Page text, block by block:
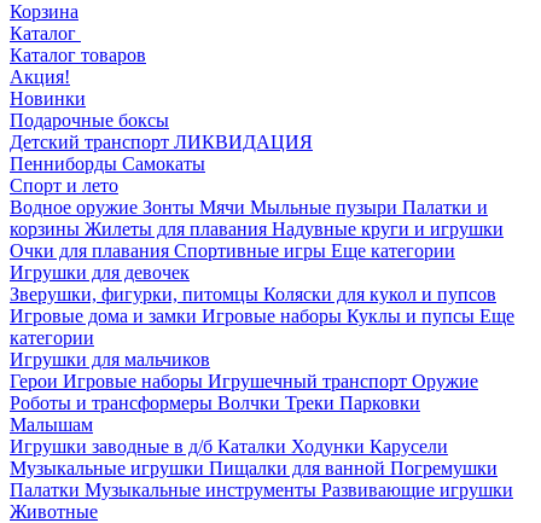
Корзина
Каталог
Каталог товаров
Акция!
Новинки
Подарочные боксы
Детский транспорт ЛИКВИДАЦИЯ
Пенниборды Самокаты
Спорт и лето
Водное оружие Зонты Мячи Мыльные пузыри Палатки и
корзины Жилеты для плавания Надувные круги и игрушки
Очки для плавания Спортивные игры Еще категории
Игрушки для девочек
Зверушки, фигурки, питомцы Коляски для кукол и пупсов
Игровые дома и замки Игровые наборы Куклы и пупсы Еще
категории
Игрушки для мальчиков
Герои Игровые наборы Игрушечный транспорт Оружие
Роботы и трансформеры Волчки Треки Парковки
Малышам
Игрушки заводные в д/б Каталки Ходунки Карусели
Музыкальные игрушки Пищалки для ванной Погремушки
Палатки Музыкальные инструменты Развивающие игрушки
Животные